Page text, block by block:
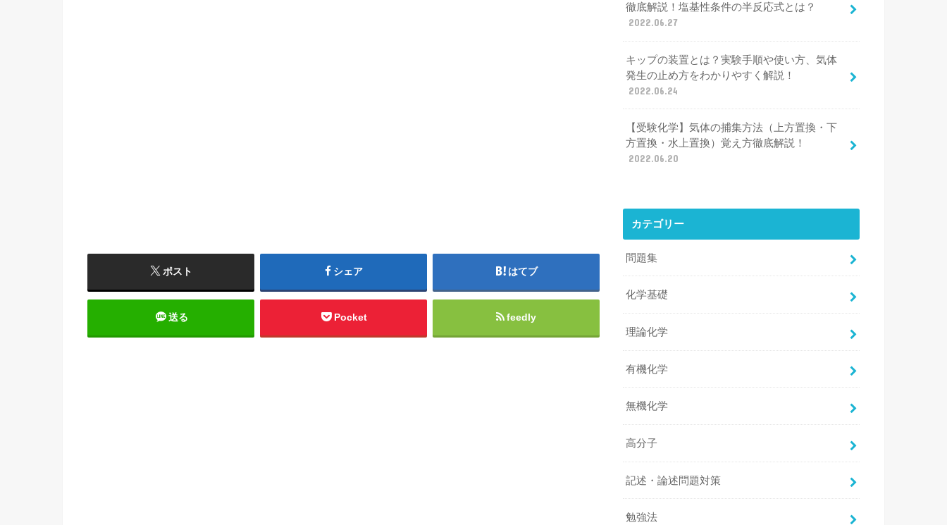
ポスト シェア はてブ
送る Pocket feedly
徹底解説！塩基性条件の半反応式とは？
2022.06.27
キップの装置とは？実験手順や使い方、気体
発生の止め方をわかりやすく解説！
2022.06.24
【受験化学】気体の捕集方法（上方置換・下
方置換・水上置換）覚え方徹底解説！
2022.06.20
カテゴリー
問題集
化学基礎
理論化学
有機化学
無機化学
高分子
記述・論述問題対策
勉強法